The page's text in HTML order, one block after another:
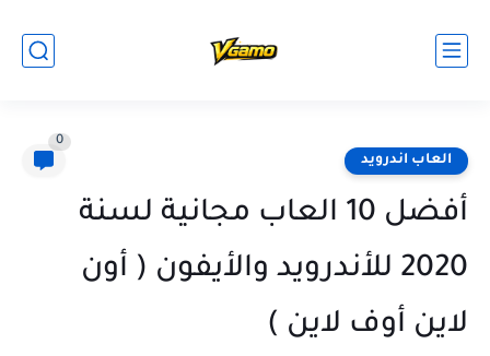
العاب اندرويد
0
أفضل 10 العاب مجانية لسنة
2020 للأندرويد والأيفون ( أون
لاين أوف لاين )